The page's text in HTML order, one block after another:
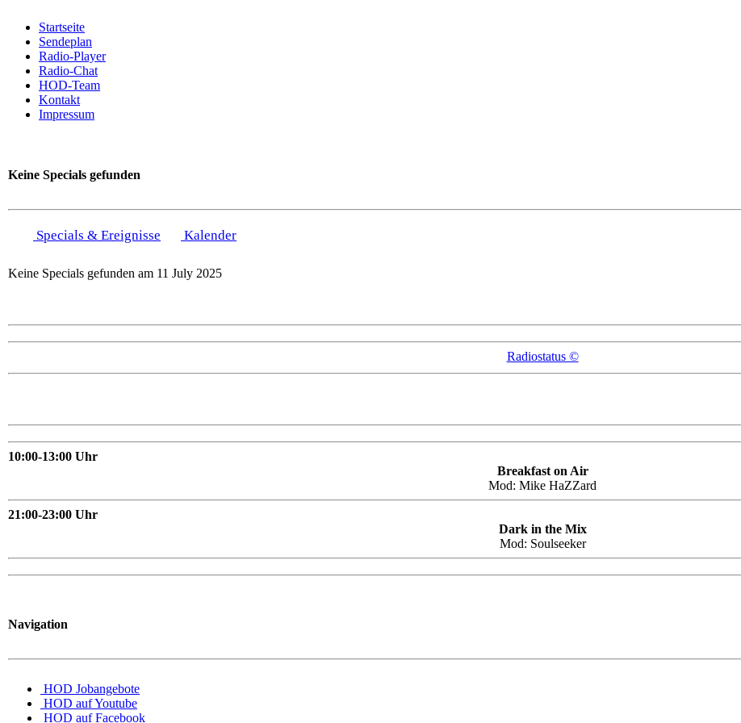
Startseite
Sendeplan
Radio-Player
Radio-Chat
HOD-Team
Kontakt
Impressum
Keine Specials gefunden
Specials & Ereignisse Kalender
Keine Specials gefunden am 11 July 2025
Radiostatus ©
10:00-13:00 Uhr
Breakfast on Air
Mod: Mike HaZZard
21:00-23:00 Uhr
Dark in the Mix
Mod: Soulseeker
Navigation
HOD Jobangebote
HOD auf Youtube
HOD auf Facebook